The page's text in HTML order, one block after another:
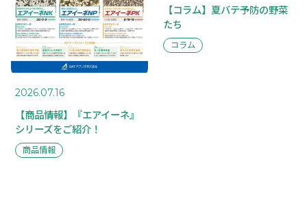
2026.07.16
【商品情報】『エアイーネ』
シリーズをご紹介！
商品情報
【コラム】夏バテ予防の野菜
たち
コラム